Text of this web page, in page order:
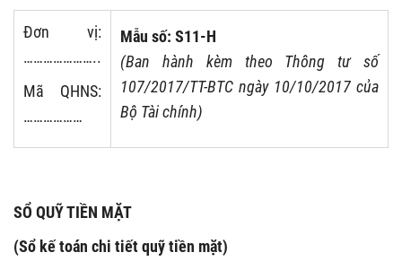
Đơn vị:
…………………..
Mã QHNS:
………………
Mẫu số: S11-H
(Ban hành kèm theo Thông tư số
107/2017/TT-BTC ngày 10/10/2017 của
Bộ Tài chính)
SỔ QUỸ TIỀN MẶT
(Sổ kế toán chi tiết quỹ tiền mặt)